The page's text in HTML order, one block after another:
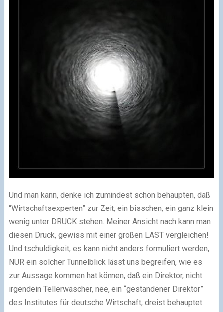
Und man kann, denke ich zumindest schon behaupten, daß
“Wirtschaftsexperten” zur Zeit, ein bisschen, ein ganz klein
wenig unter DRUCK stehen. Meiner Ansicht nach kann man
diesen Druck, gewiss mit einer großen LAST vergleichen!
Und tschuldigkeit, es kann nicht anders formuliert werden,
NUR ein solcher Tunnelblick lässt uns begreifen, wie es
zur Aussage kommen hat können, daß ein Direktor, nicht
irgendein Tellerwäscher, nee, ein “gestandener Direktor”
des Institutes für deutsche Wirtschaft, dreist behauptet: